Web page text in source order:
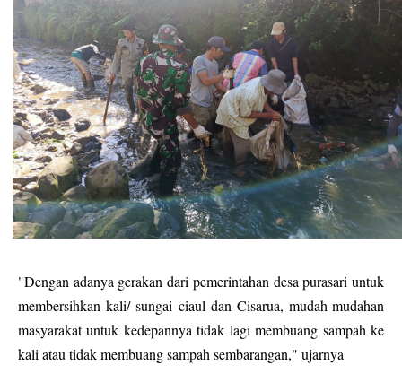
"Dengan adanya gerakan dari pemerintahan desa purasari untuk
membersihkan kali/ sungai ciaul dan Cisarua, mudah-mudahan
masyarakat untuk kedepannya tidak lagi membuang sampah ke
kali atau tidak membuang sampah sembarangan," ujarnya